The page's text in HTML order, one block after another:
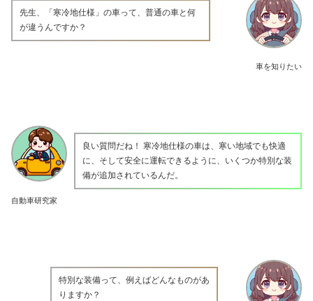
車を知りたい
先生、「寒冷地仕様」の車って、普通の車と何
が違うんですか？
自動車研究家
良い質問だね！ 寒冷地仕様の車は、寒い地域でも快適
に、そして安全に運転できるように、いくつか特別な装
備が追加されているんだ。
特別な装備って、例えばどんなものがあ
りますか？